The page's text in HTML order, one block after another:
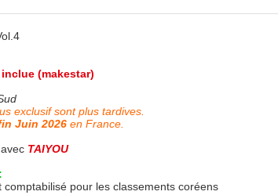
(makestar)
exclusif sont plus tardives.
Juin 2026 en France.
TAIYOU
pour les classements coréens